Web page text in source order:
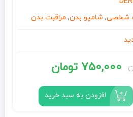
شخصی, شامپو بدن, مراقبت بدن
قیمت
اصلی:
800,000 تومان
750,000 تومان
قیمت
فعلی:
750,000 تومان.
افزودن به سبد خرید